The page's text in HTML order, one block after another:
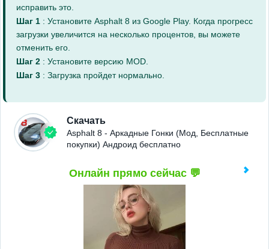
исправить это.
Шаг 1 : Установите Asphalt 8 из Google Play. Когда прогресс
загрузки увеличится на несколько процентов, вы можете
отменить его.
Шаг 2 : Установите версию MOD.
Шаг 3 : Загрузка пройдет нормально.
Скачать
Asphalt 8 - Аркадные Гонки (Мод, Бесплатные
покупки) Андроид бесплатно
Онлайн прямо сейчас 💬